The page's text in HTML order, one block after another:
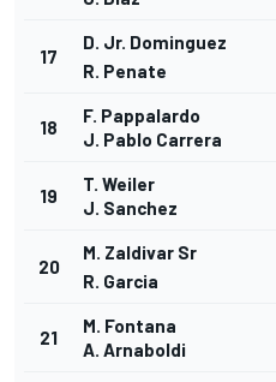
17
D. Jr. Dominguez
R. Penate
18
F. Pappalardo
J. Pablo Carrera
19
T. Weiler
J. Sanchez
20
M. Zaldivar Sr
R. Garcia
21
M. Fontana
A. Arnaboldi